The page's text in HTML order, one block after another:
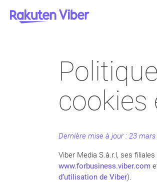
cookies
Dernière mise à jour : 23
Viber Media S.à.r.l, ses
www.forbusiness.viber.com
d’utilisation de Viber).